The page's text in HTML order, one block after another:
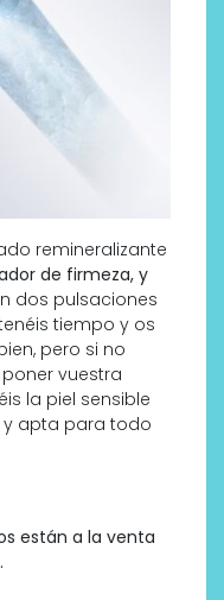
remineralizante
de firmeza, y
dos pulsaciones
tiempo y os
pero si no
vuestra
la piel sensible
y apta para todo
están a la venta